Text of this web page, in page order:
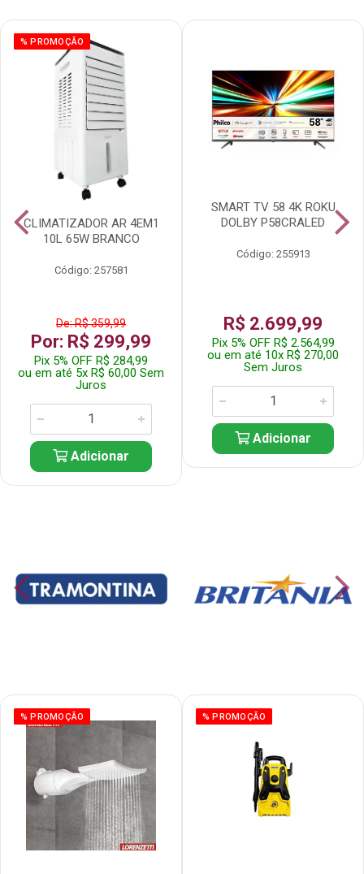
% PROMOÇÃO
CLIMATIZADOR AR 4EM1
10L 65W BRANCO
Código: 257581
De: R$ 359,99
Por: R$ 299,99
Pix 5% OFF R$ 284,99
ou em até 5x R$ 60,00 Sem
Juros
Adicionar
SMART TV 58 4K ROKU
DOLBY P58CRALED
Código: 255913
R$ 2.699,99
Pix 5% OFF R$ 2.564,99
ou em até 10x R$ 270,00
Sem Juros
Adicionar
% PROMOÇÃO % PROMOÇÃO